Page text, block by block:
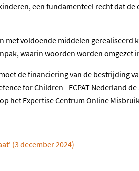
een fundamenteel recht dat
met voldoende middelen gerealiseerd
waarin woorden worden omgezet
de financiering van de bestrijding
for Children - ECPAT Nederland
het Expertise Centrum Online
(3 december 2024)